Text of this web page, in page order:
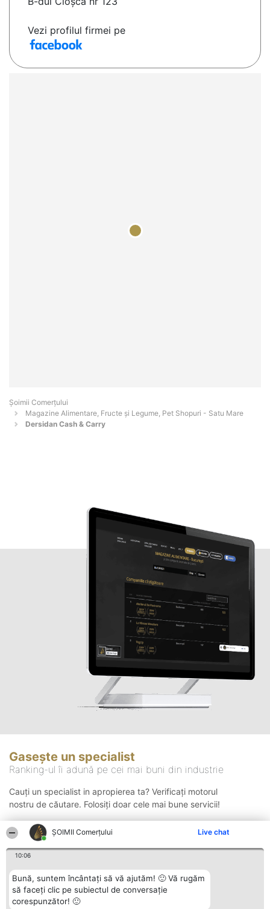
ȘOIMII Comerțului Live chat
10:06
Bună, suntem încântați să vă ajutăm! 🙂 Vă rugăm
să faceți clic pe subiectul de conversație
corespunzător! 🙂
Vezi profilul firmei pe
Șoimii Comerțului
Magazine Alimentare, Fructe și Legume, Pet Shopuri - Satu Mare
Dersidan Cash & Carry
Gasește un specialist
Ranking-ul îi adună pe cei mai buni din industrie
Cauți un specialist in apropierea ta? Verificați motorul
nostru de căutare. Folosiți doar cele mai bune servicii!